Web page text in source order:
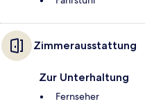
Zimmerausstattung
Zur Unterhaltung
Fernseher